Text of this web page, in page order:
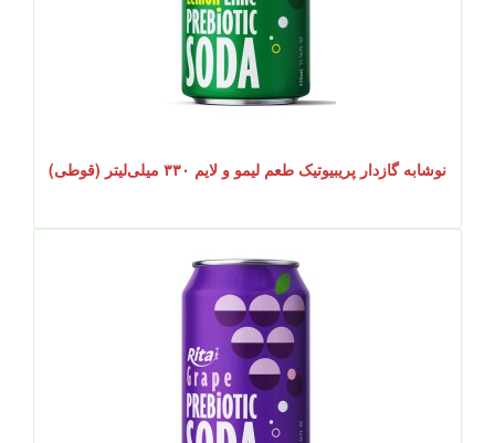
نوشابه گازدار پریبیوتیک طعم لیمو و لایم ۳۳۰ میلی‌لیتر (قوطی)